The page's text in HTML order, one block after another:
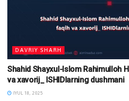
DAVRIY SHARH
Shahid Shayxul-Islom Rahimulloh
va xavorij_ ISHIDlarning dushmani
IYUL 18, 2025